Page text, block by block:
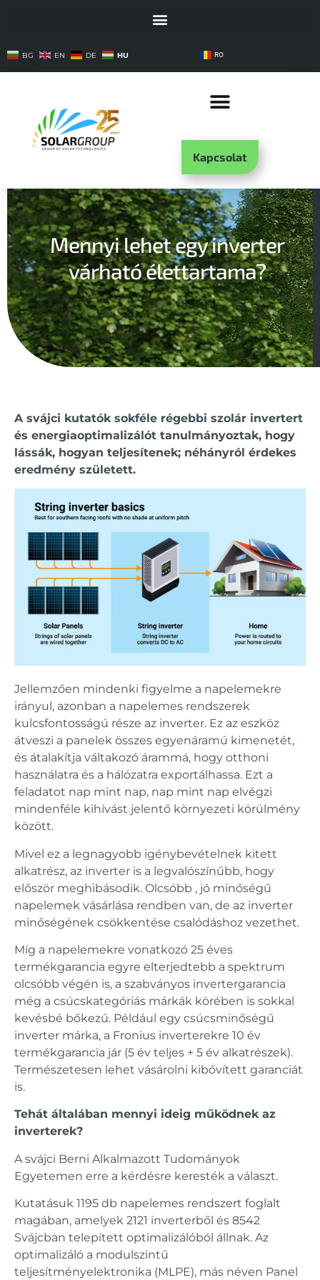
BG EN DE HU RO
Kapcsolat
Mennyi lehet egy inverter
várható élettartama?
A svájci kutatók sokféle régebbi szolár invertert
és energiaoptimalizálót tanulmányoztak, hogy
lássák, hogyan teljesítenek; néhányról érdekes
eredmény született.
Jellemzően mindenki figyelme a napelemekre
irányul, azonban a napelemes rendszerek
kulcsfontosságú része az inverter. Ez az eszköz
átveszi a panelek összes egyenáramú kimenetét,
és átalakítja váltakozó árammá, hogy otthoni
használatra és a hálózatra exportálhassa. Ezt a
feladatot nap mint nap, nap mint nap elvégzi
mindenféle kihívást jelentő környezeti körülmény
között.
Mivel ez a legnagyobb igénybevételnek kitett
alkatrész, az inverter is a legvalószínűbb, hogy
először meghibásodik. Olcsóbb , jó minőségű
napelemek vásárlása rendben van, de az inverter
minőségének csökkentése csalódáshoz vezethet.
Míg a napelemekre vonatkozó 25 éves
termékgarancia egyre elterjedtebb a spektrum
olcsóbb végén is, a szabványos invertergarancia
még a csúcskategóriás márkák körében is sokkal
kevésbé bőkezű. Például egy csúcsminőségű
inverter márka, a Fronius inverterekre 10 év
termékgarancia jár (5 év teljes + 5 év alkatrészek).
Természetesen lehet vásárolni kibővített garanciát
is.
Tehát általában mennyi ideig működnek az
inverterek?
A svájci Berni Alkalmazott Tudományok
Egyetemen erre a kérdésre keresték a választ.
Kutatásuk 1195 db napelemes rendszert foglalt
magában, amelyek 2121 inverterből és 8542
Svájcban telepített optimalizálóból állnak. Az
optimalizáló a modulszintű
teljesítményelektronika (MLPE), más néven Panel